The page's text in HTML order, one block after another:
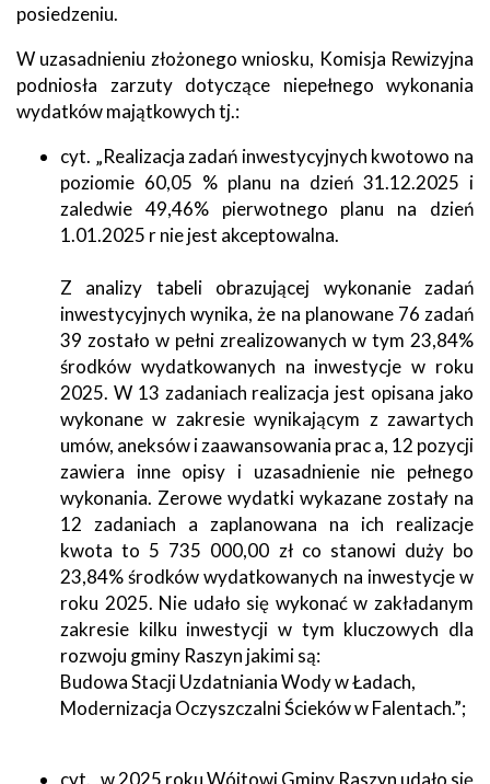
posiedzeniu.
W uzasadnieniu złożonego wniosku, Komisja Rewizyjna
podniosła zarzuty dotyczące niepełnego wykonania
wydatków majątkowych tj.:
cyt. „Realizacja zadań inwestycyjnych kwotowo na
poziomie 60,05 % planu na dzień 31.12.2025 i
zaledwie 49,46% pierwotnego planu na dzień
1.01.2025 r nie jest akceptowalna.
Z analizy tabeli obrazującej wykonanie zadań
inwestycyjnych wynika, że na planowane 76 zadań
39 zostało w pełni zrealizowanych w tym 23,84%
środków wydatkowanych na inwestycje w roku
2025. W 13 zadaniach realizacja jest opisana jako
wykonane w zakresie wynikającym z zawartych
umów, aneksów i zaawansowania prac a, 12 pozycji
zawiera inne opisy i uzasadnienie nie pełnego
wykonania. Zerowe wydatki wykazane zostały na
12 zadaniach a zaplanowana na ich realizacje
kwota to 5 735 000,00 zł co stanowi duży bo
23,84% środków wydatkowanych na inwestycje w
roku 2025. Nie udało się wykonać w zakładanym
zakresie kilku inwestycji w tym kluczowych dla
rozwoju gminy Raszyn jakimi są:
Budowa Stacji Uzdatniania Wody w Ładach,
Modernizacja Oczyszczalni Ścieków w Falentach.”;
cyt. „w 2025 roku Wójtowi Gminy Raszyn udało się